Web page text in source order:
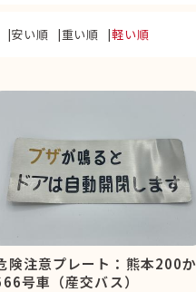
安い順 重い順 軽い順
険注意プレート：熊本200か
号車（産交バス）